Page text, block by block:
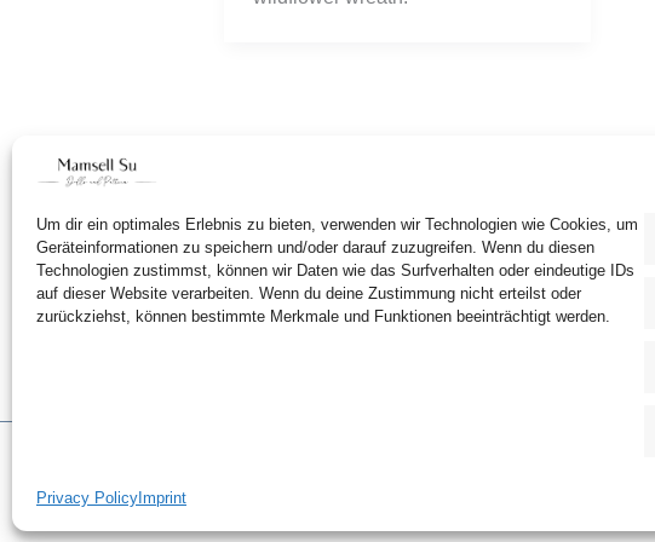
Um dir ein optimales Erlebnis zu bieten, verwenden wir Technologien wie Cookies, um
Geräteinformationen zu speichern und/oder darauf zuzugreifen. Wenn du diesen
Technologien zustimmst, können wir Daten wie das Surfverhalten oder eindeutige IDs
auf dieser Website verarbeiten. Wenn du deine Zustimmung nicht erteilst oder
zurückziehst, können bestimmte Merkmale und Funktionen beeinträchtigt werden.
Privacy Policy Imprint